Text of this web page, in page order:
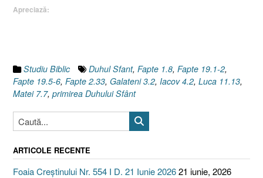
Sfânt
[Fapte
19.1-
Apreciază:
Studiu Biblic Duhul Sfant, Fapte 1.8, Fapte 19.1-2,
Fapte 19.5-6, Fapte 2.33, Galateni 3.2, Iacov 4.2, Luca 11.13,
Matei 7.7, primirea Duhului Sfânt
ARTICOLE RECENTE
Foaia Creștinului Nr. 554 I D. 21 Iunie 202621 iunie, 2026